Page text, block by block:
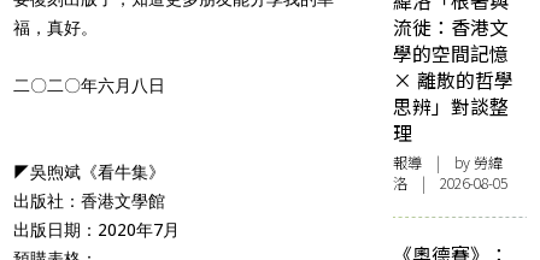
福，真好。
二〇二〇年六月八日
◤吳煦斌《看牛集》
出版社：香港文學館
出版日期：2020年7月
流徙：香港文
學的空間記憶
× 離散的哲學
思辨」對談整
理
報導 | by 勞緯
洛 | 2026-08-05